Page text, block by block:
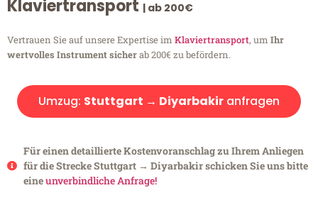
Klaviertransport | ab 200€
Vertrauen Sie auf unsere Expertise im Klaviertransport, um Ihr
wertvolles Instrument sicherab 200€ zu befördern.
Umzug: Stuttgart → Diyarbakir anfragen
Für einen detaillierte Kostenvoranschlag zu Ihrem Anliegen
für die Strecke Stuttgart → Diyarbakir schicken Sie uns bitte
eineunverbindliche Anfrage!